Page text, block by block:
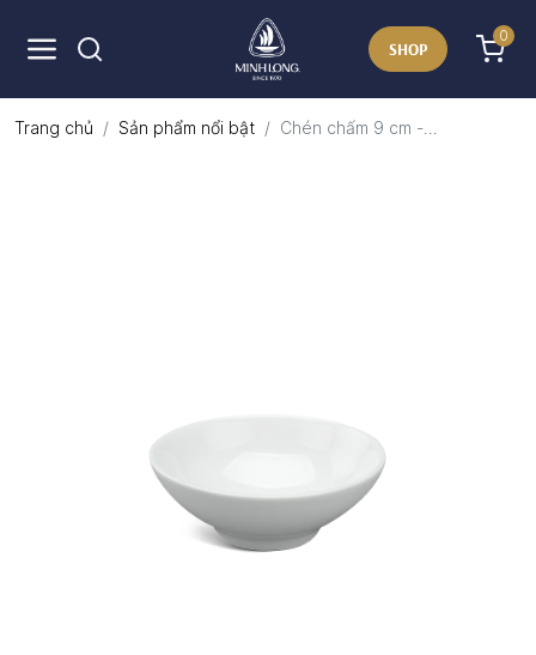
SHOP
0
Trang chủ Sản phẩm nổi bật Chén chấm 9 cm -...